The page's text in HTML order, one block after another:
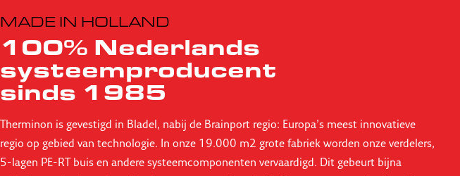
MADE IN HOLLAND
100% Nederlands
systeemproducent
sinds 1985
Therminon is gevestigd in Bladel, nabij de Brainport regio: Europa’s meest innovatieve
regio op gebied van technologie. In onze 19.000 m2 grote fabriek worden onze verdelers,
5-lagen PE-RT buis en andere systeemcomponenten vervaardigd. Dit gebeurt bijna